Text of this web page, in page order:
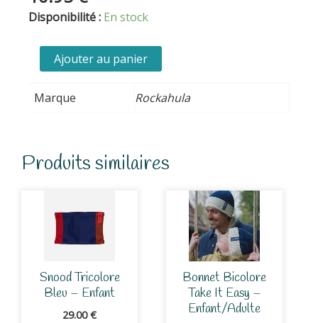
Disponibilité : En stock
quantité
Cache-
Oreilles
Léopard
Ajouter au panier
Marque Rockahula
Produits similaires
Snood Tricolore
Bleu – Enfant
29.00€
Bonnet Bicolore
Take It Easy –
Enfant/Adulte